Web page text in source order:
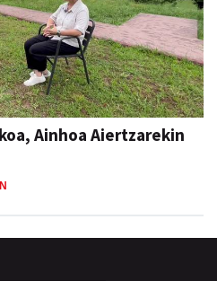
Ainhoa Aiertzarekin